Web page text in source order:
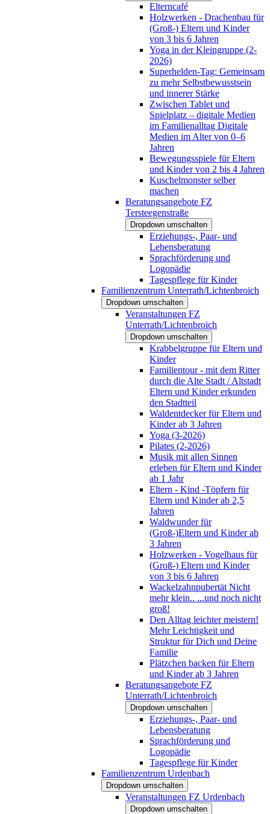
Elterncafé
Holzwerken - Drachenbau für
(Groß-) Eltern und Kinder
von 3 bis 6 Jahren
Yoga in der Kleingruppe (2-
2026)
Superhelden-Tag: Gemeinsam
zu mehr Selbstbewusstsein
und innerer Stärke
Zwischen Tablet und
Spielplatz – digitale Medien
im Familienalltag Digitale
Medien im Alter von 0–6
Jahren
Bewegungsspiele für Eltern
und Kinder von 2 bis 4 Jahren
Kuschelmonster selber
machen
Beratungsangebote FZ
Tersteegenstraße
Dropdown umschalten
Erziehungs-, Paar- und
Lebensberatung
Sprachförderung und
Logopädie
Tagespflege für Kinder
Familienzentrum Unterrath/Lichtenbroich
Dropdown umschalten
Veranstaltungen FZ
Unterrath/Lichtenbroich
Dropdown umschalten
Krabbelgruppe für Eltern und
Kinder
Familientour - mit dem Ritter
durch die Alte Stadt / Altstadt
Eltern und Kinder erkunden
den Stadtteil
Waldentdecker für Eltern und
Kinder ab 3 Jahren
Yoga (3-2026)
Pilates (2-2026)
Musik mit allen Sinnen
erleben für Eltern und Kinder
ab 1 Jahr
Eltern - Kind -Töpfern für
Eltern und Kinder ab 2,5
Jahren
Waldwunder für
(Groß-)Eltern und Kinder ab
3 Jahren
Holzwerken - Vogelhaus für
(Groß-) Eltern und Kinder
von 3 bis 6 Jahren
Wackelzahnpubertät Nicht
mehr klein.. ...und noch nicht
groß!
Den Alltag leichter meistern!
Mehr Leichtigkeit und
Struktur für Dich und Deine
Familie
Plätzchen backen für Eltern
und Kinder ab 3 Jahren
Beratungsangebote FZ
Unterrath/Lichtenbroich
Dropdown umschalten
Erziehungs-, Paar- und
Lebensberatung
Sprachförderung und
Logopädie
Tagespflege für Kinder
Familienzentrum Urdenbach
Dropdown umschalten
Veranstaltungen FZ Urdenbach
Dropdown umschalten